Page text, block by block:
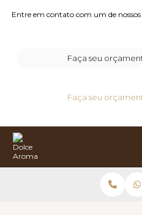
Entre em contato com um de nossos
Faça seu
Faça seu